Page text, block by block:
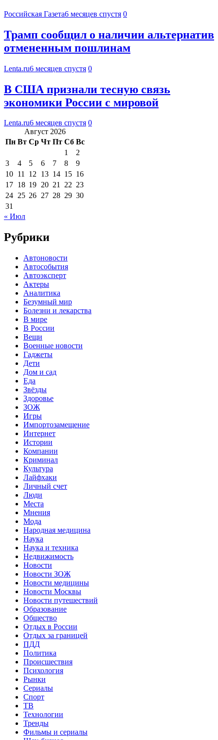
Российская Газета6 месяцев спустя 0
Трамп сообщил о наличии альтернатив
отмененным пошлинам
Lenta.ru6 месяцев спустя 0
В США признали тесную связь
экономики России с мировой
Lenta.ru6 месяцев спустя 0
Август 2026
Пн Вт Ср Чт Пт Сб Вс
1
2
3
4 5 6 7 8
9
10 11 12 13 14 15 16
17 18 19 20 21 22 23
24 25 26 27 28 29 30
31
« Июл
Рубрики
Автоновости
Автособытия
Автоэксперт
Актеры
Аналитика
Безумный мир
Болезни и лекарства
В мире
В России
Вещи
Военные новости
Гаджеты
Дети
Дом и сад
Еда
Звёзды
Здоровье
ЗОЖ
Игры
Импортозамещение
Интернет
Истории
Компании
Криминал
Культура
Лайфхаки
Личный счет
Люди
Места
Мнения
Мода
Народная медицина
Наука
Наука и техника
Недвижимость
Новости
Новости ЗОЖ
Новости медицины
Новости Москвы
Новости путешествий
Образование
Общество
Отдых в России
Отдых за границей
ПДД
Политика
Происшествия
Психология
Рынки
Сериалы
Спорт
ТВ
Технологии
Тренды
Фильмы и сериалы